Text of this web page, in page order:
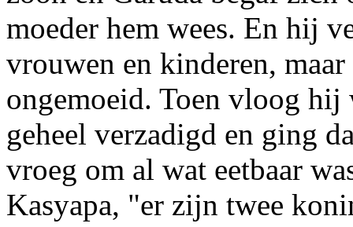
moeder hem wees. En hij
vrouwen en kinderen,
ongemoeid. Toen vloog hij
geheel verzadigd en ging
vroeg om al wat eetbaar
Kasyapa, "er zijn twee